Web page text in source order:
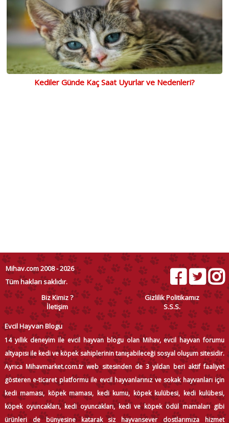
Kediler Günde Kaç Saat Uyurlar ve Nedenleri?
Mihav.com 2008 - 2026
Tüm hakları saklıdır.
Biz Kimiz ?
Gizlilik Politikamız
İletişim
S.S.S.
Evcil Hayvan Blogu
14 yıllık deneyim ile evcil hayvan blogu olan Mihav, evcil hayvan forumu
altyapısı ile kedi ve köpek sahiplerinin tanışabileceği sosyal oluşum sitesidir.
Ayrıca Mihavmarket.com.tr web sitesinden de 3 yıldan beri aktif faaliyet
gösteren e-ticaret platformu ile evcil hayvanlarınız ve sokak hayvanları için
kedi maması, köpek maması, kedi kumu, köpek kulübesi, kedi kulübesi,
köpek oyuncakları, kedi oyuncakları, kedi ve köpek ödül mamaları gibi
ürünleri de bünyesine katarak siz hayvansever dostlarımıza hizmet